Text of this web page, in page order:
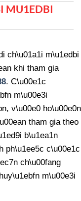
MU1EDBI
ch\u01a1i m\u1edbi
khi tham gia
. C\u00e1c
m\u00e3i
v\u00e0 ho\u00e0n
tham gia theo
b\u1ea1n
ph\u1ee5c c\u00e1c
ch\u00fang
m\u00e3i